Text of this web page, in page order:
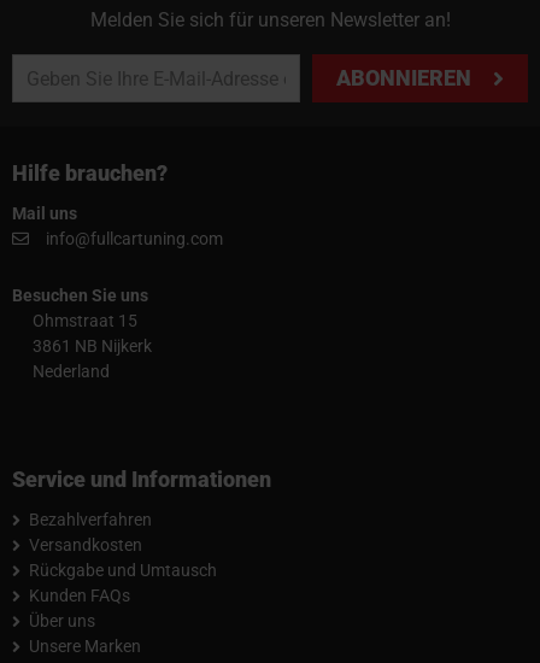
Melden Sie sich für unseren Newsletter an!
ABONNIEREN
Hilfe brauchen?
Mail uns
info@fullcartuning.com
Besuchen Sie uns
Ohmstraat 15
3861 NB Nijkerk
Nederland
Service und Informationen
Bezahlverfahren
Versandkosten
Rückgabe und Umtausch
Kunden FAQs
Über uns
Unsere Marken